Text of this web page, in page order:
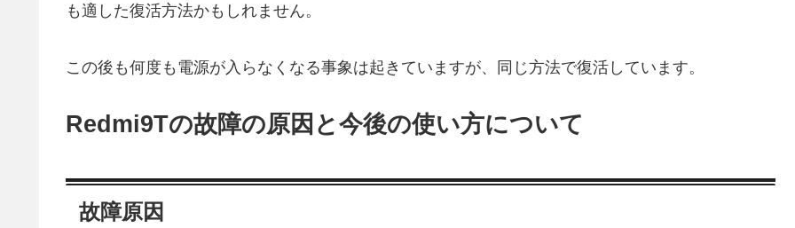
も適した復活方法かもしれません。
この後も何度も電源が入らなくなる事象は起きていますが、同じ方法で復活しています。
Redmi9Tの故障の原因と今後の使い方について
故障原因